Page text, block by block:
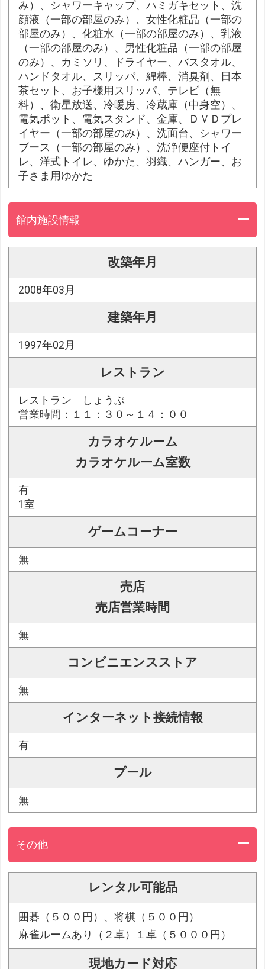
み）、シャワーキャップ、ハミガキセット、洗
顔液（一部の部屋のみ）、女性化粧品（一部の
部屋のみ）、化粧水（一部の部屋のみ）、乳液
（一部の部屋のみ）、男性化粧品（一部の部屋
のみ）、カミソリ、ドライヤー、バスタオル、
ハンドタオル、スリッパ、綿棒、消臭剤、日本
茶セット、お子様用スリッパ、テレビ（無
料）、衛星放送、冷暖房、冷蔵庫（中身空）、
電気ポット、電気スタンド、金庫、ＤＶＤプレ
イヤー（一部の部屋のみ）、洗面台、シャワー
ブース（一部の部屋のみ）、洗浄便座付トイ
レ、洋式トイレ、ゆかた、羽織、ハンガー、お
子さま用ゆかた
館内施設情報
改築年月
2008年03月
建築年月
1997年02月
レストラン
レストラン しょうぶ
営業時間：１１：３０～１４：００
カラオケルーム
カラオケルーム室数
有
1室
ゲームコーナー
無
売店
売店営業時間
無
コンビニエンスストア
無
インターネット接続情報
有
プール
無
その他
レンタル可能品
囲碁（５００円）、将棋（５００円）
麻雀ルームあり（２卓）１卓（５０００円）
現地カード対応